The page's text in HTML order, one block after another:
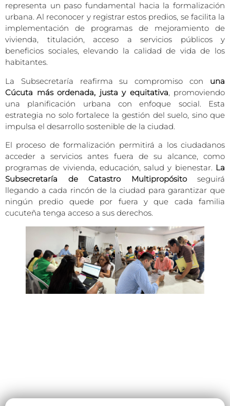
representa un paso fundamental hacia la formalización
urbana. Al reconocer y registrar estos predios, se facilita la
implementación de programas de mejoramiento de
vivienda, titulación, acceso a servicios públicos y
beneficios sociales, elevando la calidad de vida de los
habitantes.
La Subsecretaría reafirma su compromiso con una
Cúcuta más ordenada, justa y equitativa, promoviendo
una planificación urbana con enfoque social. Esta
estrategia no solo fortalece la gestión del suelo, sino que
impulsa el desarrollo sostenible de la ciudad.
El proceso de formalización permitirá a los ciudadanos
acceder a servicios antes fuera de su alcance, como
programas de vivienda, educación, salud y bienestar. La
Subsecretaría de Catastro Multipropósitoseguirá
llegando a cada rincón de la ciudad para garantizar que
ningún predio quede por fuera y que cada familia
cucuteña tenga acceso a sus derechos.